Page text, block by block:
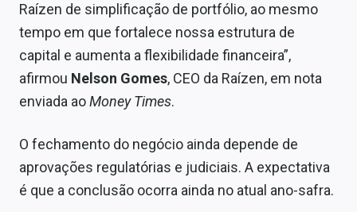
Raízen de simplificação de portfólio, ao mesmo
tempo em que fortalece nossa estrutura de
capital e aumenta a flexibilidade financeira”,
afirmou Nelson Gomes, CEO da Raízen, em nota
enviada aoMoney Times.
O fechamento do negócio ainda depende de
aprovações regulatórias e judiciais. A expectativa
é que a conclusão ocorra ainda no atual ano-safra.